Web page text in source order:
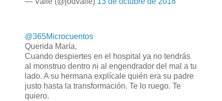
@365Microcuentos
Querida María,
Cuando despiertes en el hospital ya no tendrás
al monstruo dentro ni al engendrador del mal a tu
lado. A su hermana explícale quién era su padre
justo hasta la transformación. Te lo ruego. Te
quiero.